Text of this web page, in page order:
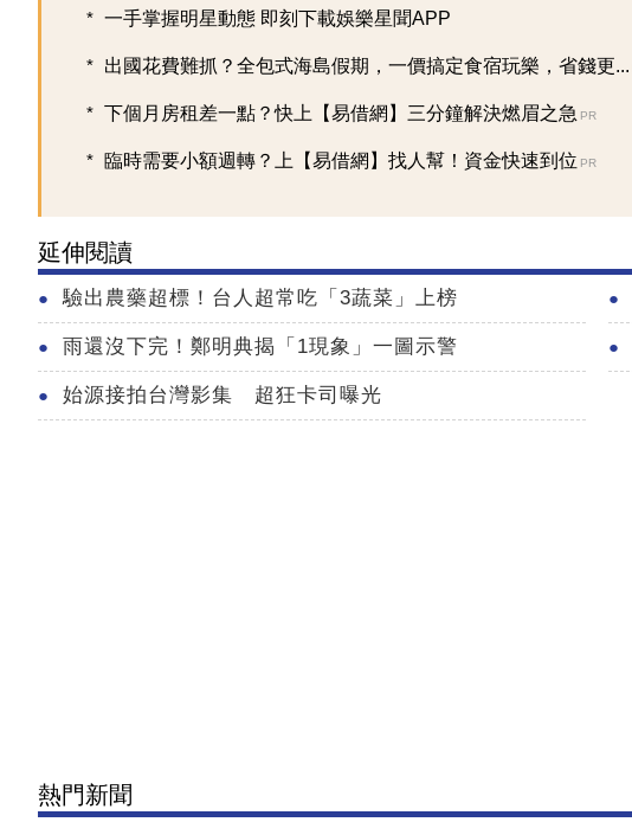
一手掌握明星動態 即刻下載娛樂星聞APP
出國花費難抓？全包式海島假期，一價搞定食宿玩樂，省錢更...
下個月房租差一點？快上【易借網】三分鐘解決燃眉之急 PR
臨時需要小額週轉？上【易借網】找人幫！資金快速到位 PR
延伸閱讀
驗出農藥超標！台人超常吃「3蔬菜」上榜
雨還沒下完！鄭明典揭「1現象」一圖示警
始源接拍台灣影集 超狂卡司曝光
熱門新聞